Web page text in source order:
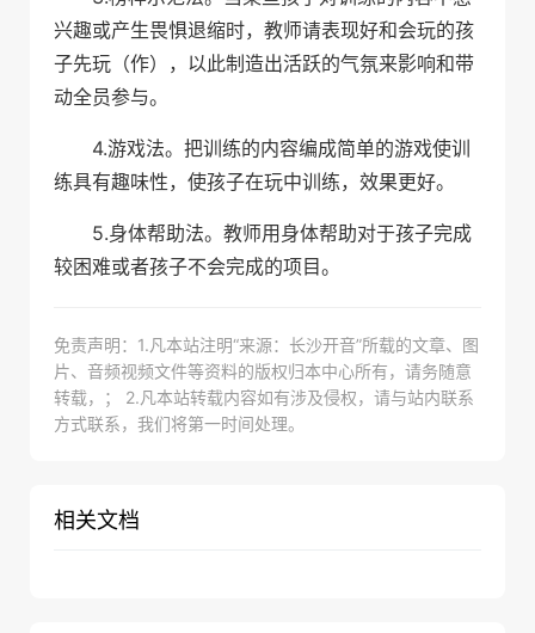
兴趣或产生畏惧退缩时，教师请表现好和会玩的孩
子先玩（作），以此制造出活跃的气氛来影响和带
动全员参与。
4.游戏法。把训练的内容编成简单的游戏使训
练具有趣味性，使孩子在玩中训练，效果更好。
5.身体帮助法。教师用身体帮助对于孩子完成
较困难或者孩子不会完成的项目。
免责声明：1.凡本站注明“来源：长沙开音”所载的文章、图
片、音频视频文件等资料的版权归本中心所有，请务随意
转载，； 2.凡本站转载内容如有涉及侵权，请与站内联系
方式联系，我们将第一时间处理。
相关文档